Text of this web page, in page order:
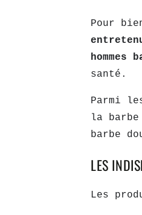
Pour
hommes
santé.
Parmi
la
barbe
LES
Les